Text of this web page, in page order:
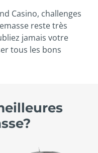
Casino, challenges
reste très
jamais votre
tous les bons